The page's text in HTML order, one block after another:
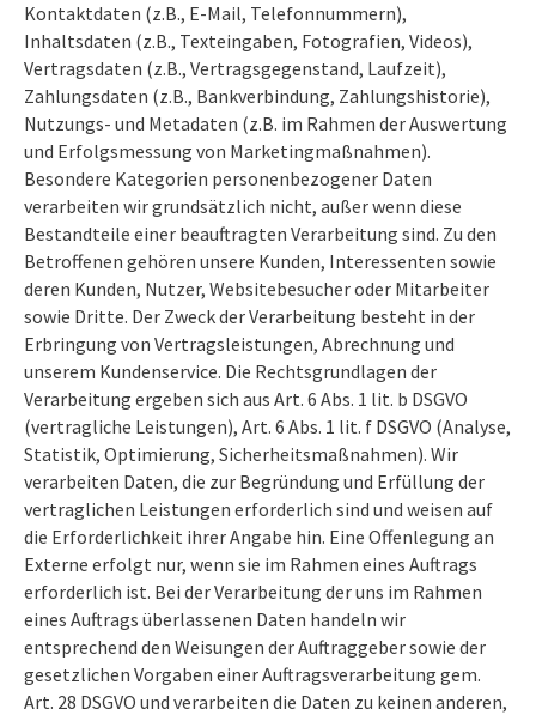
Kontaktdaten (z.B., E-Mail, Telefonnummern),
Inhaltsdaten (z.B., Texteingaben, Fotografien, Videos),
Vertragsdaten (z.B., Vertragsgegenstand, Laufzeit),
Zahlungsdaten (z.B., Bankverbindung, Zahlungshistorie),
Nutzungs- und Metadaten (z.B. im Rahmen der Auswertung
und Erfolgsmessung von Marketingmaßnahmen).
Besondere Kategorien personenbezogener Daten
verarbeiten wir grundsätzlich nicht, außer wenn diese
Bestandteile einer beauftragten Verarbeitung sind. Zu den
Betroffenen gehören unsere Kunden, Interessenten sowie
deren Kunden, Nutzer, Websitebesucher oder Mitarbeiter
sowie Dritte. Der Zweck der Verarbeitung besteht in der
Erbringung von Vertragsleistungen, Abrechnung und
unserem Kundenservice. Die Rechtsgrundlagen der
Verarbeitung ergeben sich aus Art. 6 Abs. 1 lit. b DSGVO
(vertragliche Leistungen), Art. 6 Abs. 1 lit. f DSGVO (Analyse,
Statistik, Optimierung, Sicherheitsmaßnahmen). Wir
verarbeiten Daten, die zur Begründung und Erfüllung der
vertraglichen Leistungen erforderlich sind und weisen auf
die Erforderlichkeit ihrer Angabe hin. Eine Offenlegung an
Externe erfolgt nur, wenn sie im Rahmen eines Auftrags
erforderlich ist. Bei der Verarbeitung der uns im Rahmen
eines Auftrags überlassenen Daten handeln wir
entsprechend den Weisungen der Auftraggeber sowie der
gesetzlichen Vorgaben einer Auftragsverarbeitung gem.
Art. 28 DSGVO und verarbeiten die Daten zu keinen anderen,